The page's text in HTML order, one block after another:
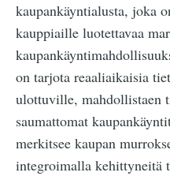
kaupankäyntialusta, joka
kauppiaille luotettavaa
on tarjota reaaliaikaisia
ulottuville, mahdollistaen
saumattomat
merkitsee kaupan
integroimalla kehittyneitä